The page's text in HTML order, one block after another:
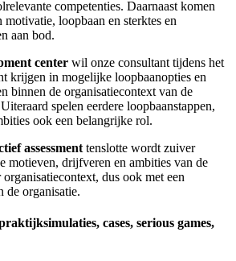
competenties. Daarnaast komen
motivatie, loopbaan en sterktes en
aan bod.
center wil onze consultant tijdens het
krijgen in mogelijke loopbaanopties en
binnen de organisatiecontext van de
spelen eerdere loopbaanstappen,
ook een belangrijke rol.
assessment tenslotte wordt zuiver
motieven, drijfveren en ambities van de
dus ook met een
de organisatie.
cases, serious games,